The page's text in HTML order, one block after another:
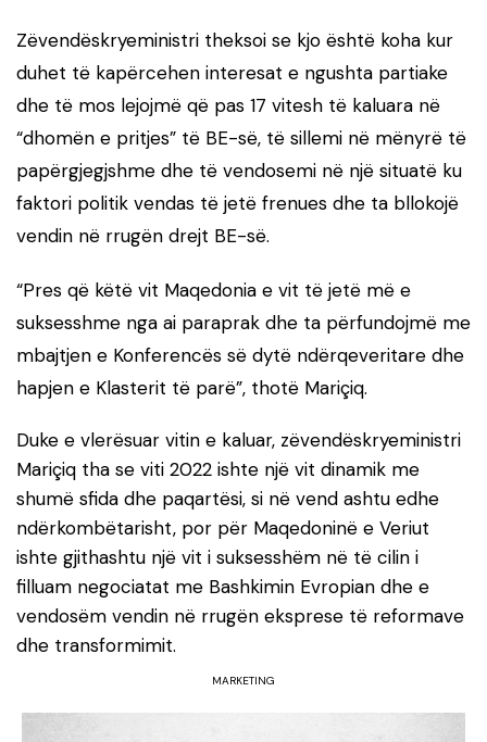
Zëvendëskryeministri theksoi se kjo është koha kur
duhet të kapërcehen interesat e ngushta partiake
dhe të mos lejojmë që pas 17 vitesh të kaluara në
“dhomën e pritjes” të BE-së, të sillemi në mënyrë të
papërgjegjshme dhe të vendosemi në një situatë ku
faktori politik vendas të jetë frenues dhe ta bllokojë
vendin në rrugën drejt BE-së.
“Pres që këtë vit Maqedonia e vit të jetë më e
suksesshme nga ai paraprak dhe ta përfundojmë me
mbajtjen e Konferencës së dytë ndërqeveritare dhe
hapjen e Klasterit të parë”, thotë Mariçiq.
Duke e vlerësuar vitin e kaluar, zëvendëskryeministri
Mariçiq tha se viti 2022 ishte një vit dinamik me
shumë sfida dhe paqartësi, si në vend ashtu edhe
ndërkombëtarisht, por për Maqedoninë e Veriut
ishte gjithashtu një vit i suksesshëm në të cilin i
filluam negociatat me Bashkimin Evropian dhe e
vendosëm vendin në rrugën eksprese të reformave
dhe transformimit.
MARKETING